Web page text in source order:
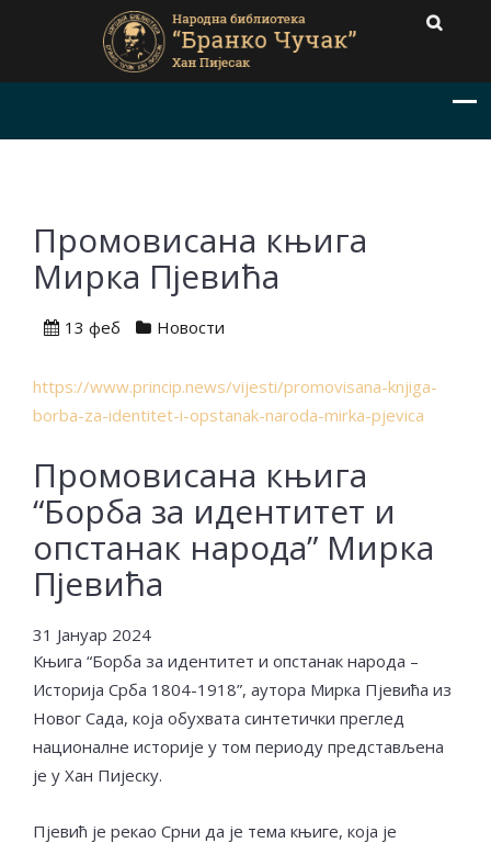
Промовисана књига
Мирка Пјевића
13 феб Новости
https://www.princip.news/vijesti/promovisana-knjiga-
borba-za-identitet-i-opstanak-naroda-mirka-pjevica
Промовисана књига
“Борба за идентитет и
опстанак народа” Мирка
Пјевића
31 Јануар 2024
Књига “Борба за идентитет и опстанак народа –
Историја Срба 1804-1918”, аутора Мирка Пјевића из
Новог Сада, која обухвата синтетички преглед
националне историје у том периоду представљена
је у Хан Пијеску.
Пјевић је рекао Срни да је тема књиге, која је